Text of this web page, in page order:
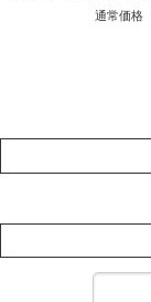
通常価格